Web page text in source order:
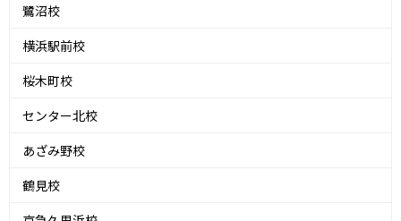
鷺沼校
横浜駅前校
桜木町校
センター北校
あざみ野校
鶴見校